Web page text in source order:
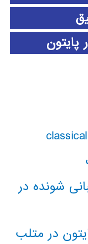
پایتون
شونده در
در متلب